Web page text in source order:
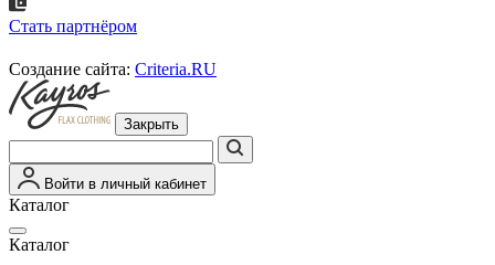
Стать партнёром
Создание сайта: Criteria.RU
Закрыть
Войти в личный кабинет
Каталог
Каталог